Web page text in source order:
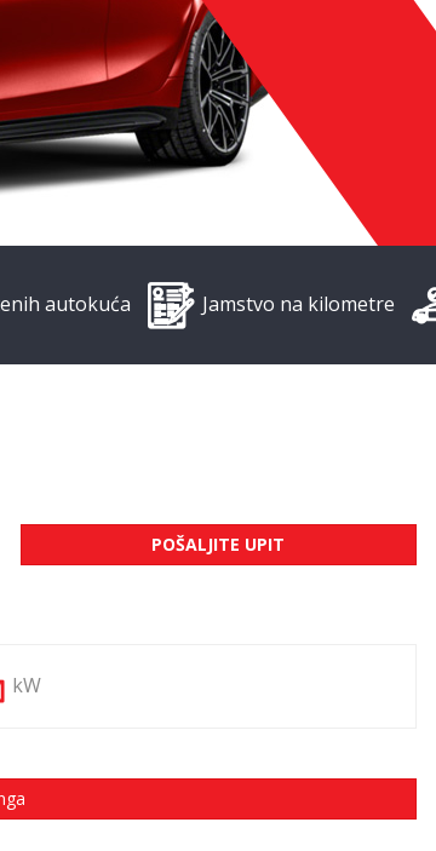
autokuća Jamstvo na kilometre
POŠALJITE UPIT
kW